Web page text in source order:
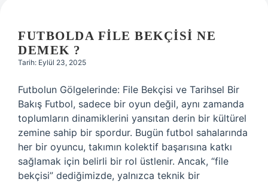
FUTBOLDA FILE BEKÇISI NE
DEMEK ?
Tarih: Eylül 23, 2025
Futbolun Gölgelerinde: File Bekçisi ve Tarihsel Bir
Bakış Futbol, sadece bir oyun değil, aynı zamanda
toplumların dinamiklerini yansıtan derin bir kültürel
zemine sahip bir spordur. Bugün futbol sahalarında
her bir oyuncu, takımın kolektif başarısına katkı
sağlamak için belirli bir rol üstlenir. Ancak, “file
bekçisi” dediğimizde, yalnızca teknik bir